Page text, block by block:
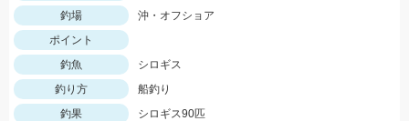
釣場
沖・オフショア
ポイント
釣魚
シロギス
釣り方
船釣り
釣果
シロギス90匹